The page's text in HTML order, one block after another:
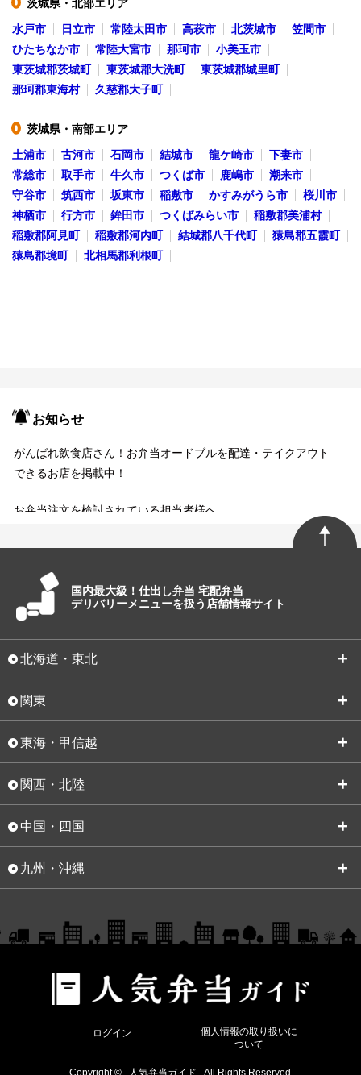
●
茨城県・北部エリア
水戸市
日立市 常陸太田市 高萩市 北茨城市
笠間市
ひたちなか市
常陸大宮市 那珂市
小美玉市
東茨城郡茨城町
東茨城郡大洗町
東茨城郡城里町
那珂郡東海村
久慈郡大子町
●
茨城県・南部エリア
土浦市
古河市 石岡市 結城市 龍ケ崎市
下妻市
常総市
取手市 牛久市 つくば市 鹿嶋市
潮来市
守谷市
筑西市 坂東市 稲敷市 かすみがうら市
桜川市
神栖市
行方市 鉾田市 つくばみらい市
稲敷郡美浦村
稲敷郡阿見町
稲敷郡河内町 結城郡八千代町
猿島郡五霞町
猿島郡境町
北相馬郡利根町
お知らせ
がんばれ飲食店さん！お弁当オードブルを配達・テイクアウト
できるお店を掲載中！
お弁当注文を検討されている担当者様へ
国内最大級！仕出し弁当 宅配弁当
デリバリーメニューを扱う店舗情報サイト
北海道・東北
関東
東海・甲信越
関西・北陸
中国・四国
九州・沖縄
ログイン
個人情報の取り扱いに
ついて
Copyright © 人気弁当ガイド All Rights Reserved